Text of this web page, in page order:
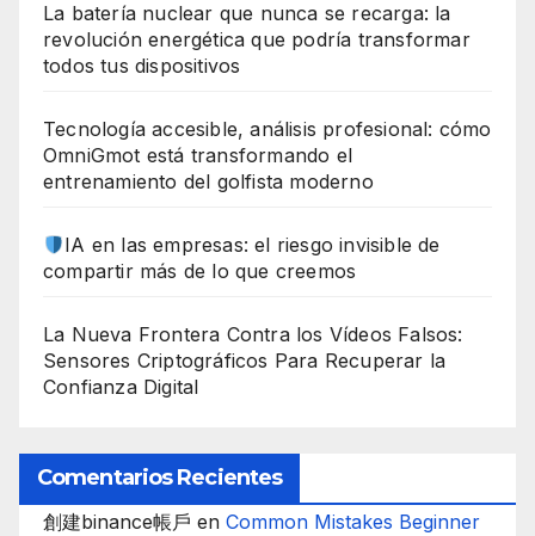
La batería nuclear que nunca se recarga: la
revolución energética que podría transformar
todos tus dispositivos
Tecnología accesible, análisis profesional: cómo
OmniGmot está transformando el
entrenamiento del golfista moderno
IA en las empresas: el riesgo invisible de
compartir más de lo que creemos
La Nueva Frontera Contra los Vídeos Falsos:
Sensores Criptográficos Para Recuperar la
Confianza Digital
Comentarios Recientes
創建binance帳戶 en Common Mistakes Beginner